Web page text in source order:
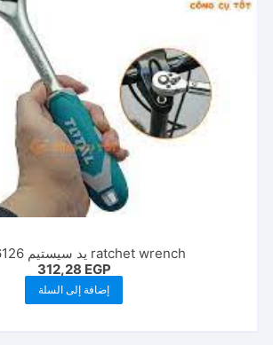
ratchet wrench يد سيستيم tht106126
312,28 EGP
إضافة إلى السلة